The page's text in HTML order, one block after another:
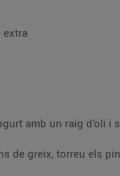
extra
amb un raig d’oli i
de greix, torreu els